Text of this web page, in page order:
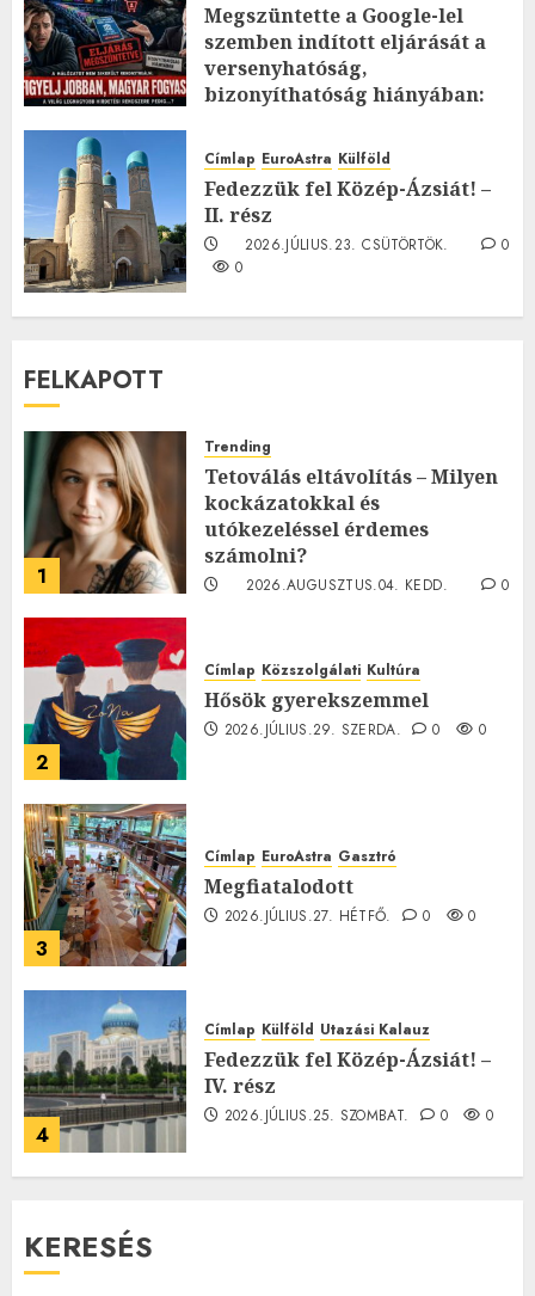
Megszüntette a Google-lel
szemben indított eljárását a
versenyhatóság,
bizonyíthatóság hiányában:
2026.JÚLIUS.23. CSÜTÖRTÖK.
0
Címlap EuroAstra Külföld
Fedezzük fel Közép-Ázsiát! –
II. rész
2026.JÚLIUS.23. CSÜTÖRTÖK.
0
0
FELKAPOTT
1
Trending
Tetoválás eltávolítás – Milyen
kockázatokkal és
utókezeléssel érdemes
számolni?
2026.AUGUSZTUS.04. KEDD.
0
2
Címlap Közszolgálati Kultúra
Hősök gyerekszemmel
2026.JÚLIUS.29. SZERDA. 0 0
3
Címlap EuroAstra Gasztró
Megfiatalodott
2026.JÚLIUS.27. HÉTFŐ. 0 0
4
Címlap Külföld Utazási Kalauz
Fedezzük fel Közép-Ázsiát! –
IV. rész
2026.JÚLIUS.25. SZOMBAT. 0 0
KERESÉS